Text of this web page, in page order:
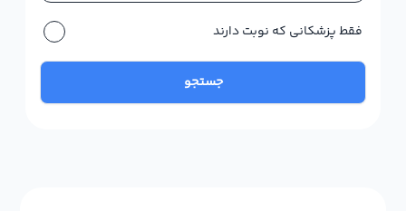
فقط پزشکانی که نوبت دارند
جستجو